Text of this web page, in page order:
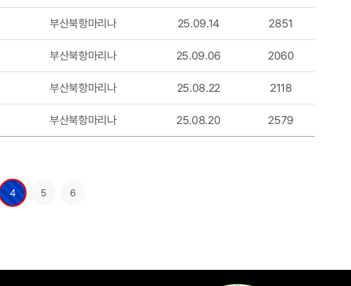
부산북항마리나 25.09.14 2851
부산북항마리나 25.09.06 2060
부산북항마리나 25.08.22 2118
부산북항마리나 25.08.20 2579
4 5 6